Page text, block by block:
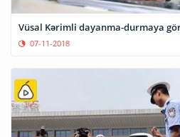
Vüsal Kərimli dayanma-durmaya
07-11-2018